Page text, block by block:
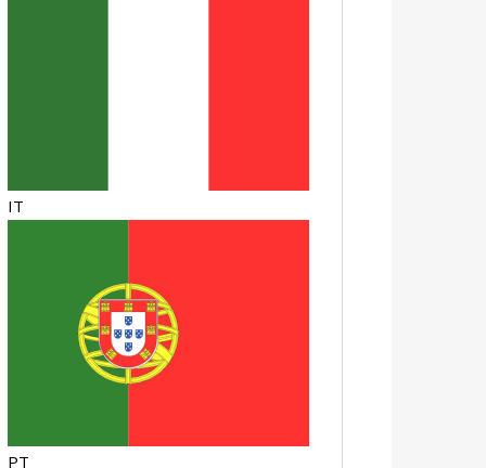
IT
PT